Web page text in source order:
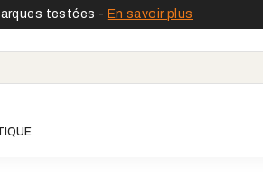
testées - En savoir plus